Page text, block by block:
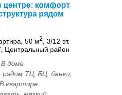
комфорт
рядом
50 м2
, 3/12 эт.
Центральный район
доме
рядом ТЦ, БЦ, банки,
квартире